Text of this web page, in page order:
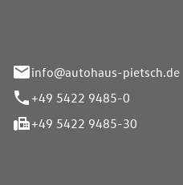
info@autohaus-pietsch.de
+49 5422 9485-0
+49 5422 9485-30